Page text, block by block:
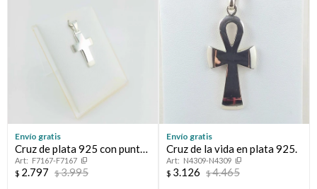
Envío gratis
Cruz de plata 925 con puntas
arenadas.
F7167-F7167
$ 2.797 $3.995
Envío gratis
Cruz de la vida en plata 925.
N4309-N4309
$ 3.126 $4.465